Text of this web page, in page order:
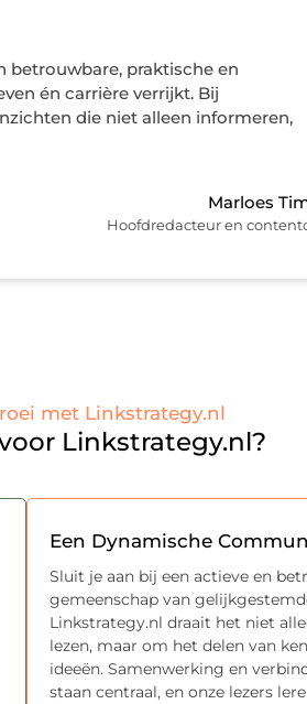
betrouwbare, praktische en
én carrière verrijkt. Bij
die niet alleen informeren,
Marloes
Hoofdredacteur en
met Linkstrategy.nl
Linkstrategy.nl?
Een Dynamische
Sluit je aan bij een actieve en
gemeenschap van
Linkstrategy.nl draait het niet
lezen, maar om het delen van
ideeën. Samenwerking en
staan centraal, en onze lezers